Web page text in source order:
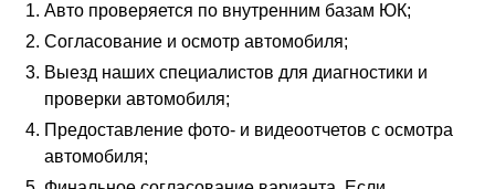
Авто проверяется по внутренним базам ЮК;
Согласование и осмотр автомобиля;
Выезд наших специалистов для диагностики и
проверки автомобиля;
Предоставление фото- и видеоотчетов с осмотра
автомобиля;